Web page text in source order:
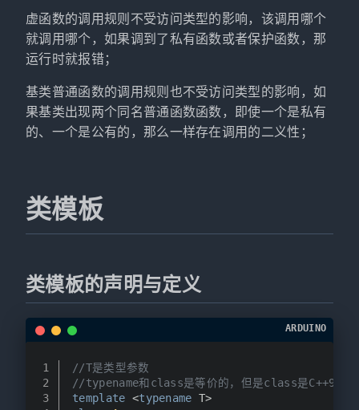
虚函数的调用规则不受访问类型的影响，该调用哪个
就调用哪个，如果调到了私有函数或者保护函数，那
运行时就报错；
基类普通函数的调用规则也不受访问类型的影响，如
果基类出现两个同名普通函数函数，即使一个是私有
的、一个是公有的，那么一样存在调用的二义性；
类模板
类模板的声明与定义
1
2
3
//T是类型参数
//typename和class是等价的，但是class是C++98之
template <typename T>
ARDUINO